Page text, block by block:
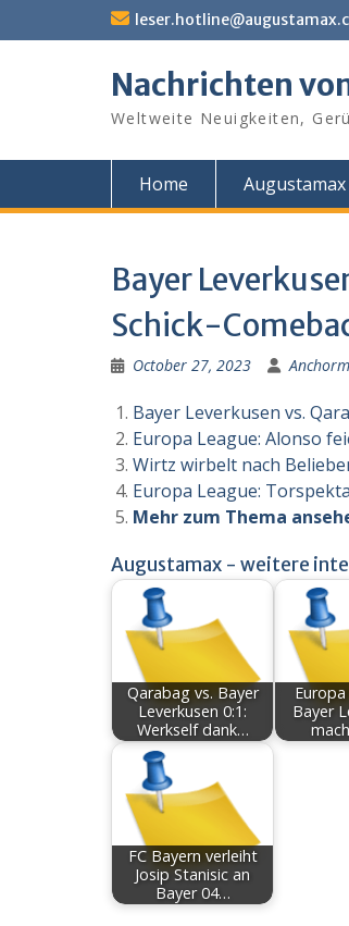
Nachrichten
Weltweite Neuigkeiten,
Home Augustamax
Bayer
Schick-
October 27, 2023
Bayer Leverkusen vs.
Europa League: Alonso
Wirtz wirbelt nach
Europa League:
Mehr zum Thema
Augustamax - weitere
Qarabag vs. Bayer
Leverkusen 0:1:
Werkself dank…
Bayer
FC Bayern verleiht
Josip Stanisic an
Bayer 04…